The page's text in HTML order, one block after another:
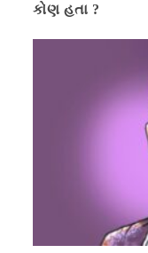
કોણ હતા ?